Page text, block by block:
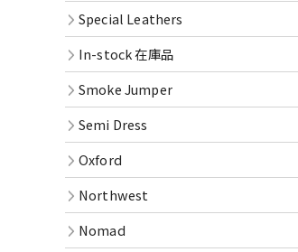
Special Leathers
In-stock 在庫品
Smoke Jumper
Semi Dress
Oxford
Northwest
Nomad